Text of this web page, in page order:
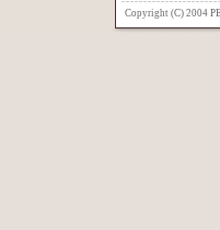
Copyright (C) 2004